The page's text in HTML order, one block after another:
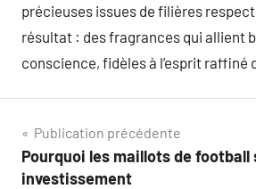
précieuses issues de filières
résultat : des fragrances qui allient
conscience, fidèles à l’esprit raffiné
Navigation
de
Publication précédente
Pourquoi les maillots de football
investissement